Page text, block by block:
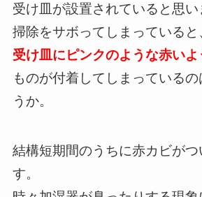
受け皿が設置されていると思い
掃除をサボってしまっていると
受け皿にピンクのような赤い
ものが付着してしまっているの
うか。
結構短期間のうちに赤カビが
す。